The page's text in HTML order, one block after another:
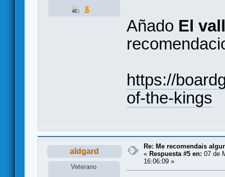
Añado El
https://
of-the-kings
aldgard
Veterano
Re: Me recomendais
« Respuesta #5 en: 07 de
16:06:09 »